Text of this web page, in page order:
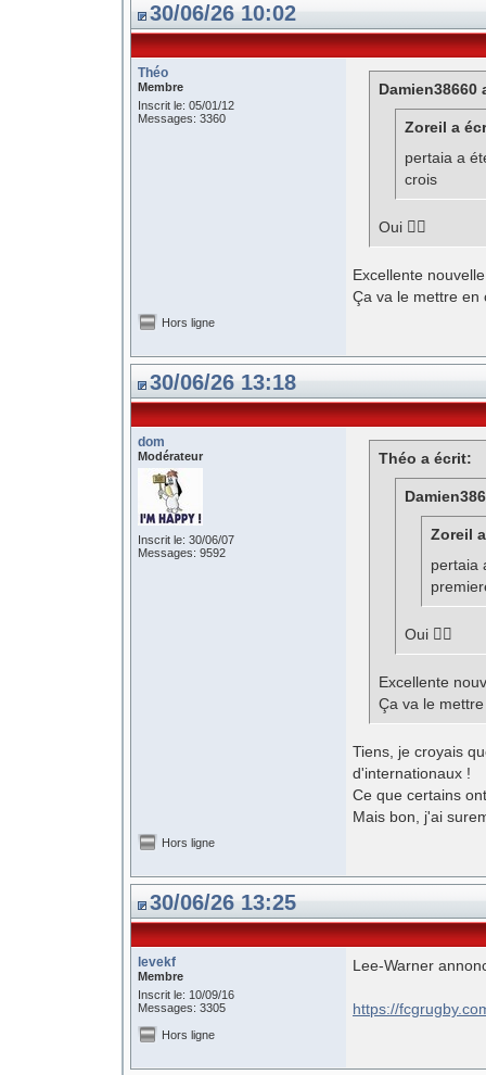
30/06/26 10:02
Théo
Membre
Inscrit le: 05/01/12
Messages: 3360
Damien38660
Zoreil a
pertaia a
crois
Oui 👍🏻
Excellente
Ça va le mettre en
Hors ligne
30/06/26 13:18
dom
Modérateur
Inscrit le: 30/06/07
Messages: 9592
Théo a écrit:
Zoreil
pertaia
Oui 👍🏻
Excellente
Ça va le
Tiens, je croyais
d'internationaux !
Ce que certains
Mais bon, j'ai
Hors ligne
30/06/26 13:25
levekf
Membre
Inscrit le: 10/09/16
Messages: 3305
Lee-Warner
https://
Hors ligne